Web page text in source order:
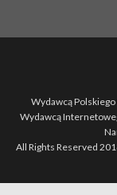
Wydawcą
Wydawcą
All Rights Reserved